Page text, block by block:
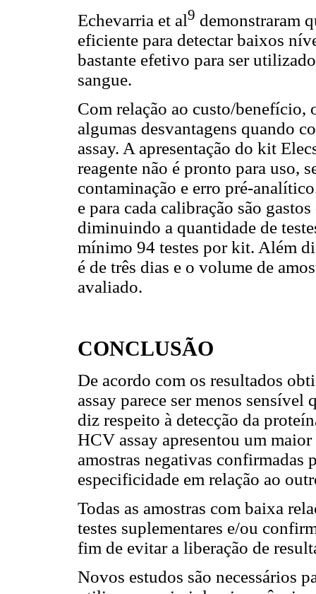
Echevarria et al9 demonstraram
eficiente para detectar baixos
bastante efetivo para ser
sangue.
Com relação ao custo/benefício,
algumas desvantagens quando
assay. A apresentação do kit
reagente não é pronto para uso,
contaminação e erro pré-
e para cada calibração são
diminuindo a quantidade de
mínimo 94 testes por kit. Além
é de três dias e o volume de
avaliado.
CONCLUSÃO
De acordo com os resultados
assay parece ser menos
diz respeito à detecção da
HCV assay apresentou um
amostras negativas confirmadas
especificidade em relação ao
Todas as amostras com baixa
testes suplementares e/ou
fim de evitar a liberação de
Novos estudos são necessários